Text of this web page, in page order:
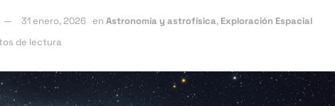
31 enero, 2026 en Astronomía y astrofísica, Exploración Espacial
de lectura